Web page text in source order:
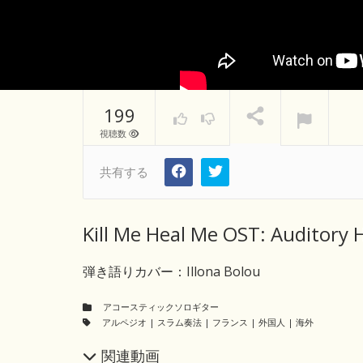
199
視聴数
共有する
Kill Me Heal Me OST: Auditory
弾き語りカバー：Illona Bolou
アコースティックソロギター
アルペジオ | スラム奏法 | フランス | 外国人 | 海外
関連動画